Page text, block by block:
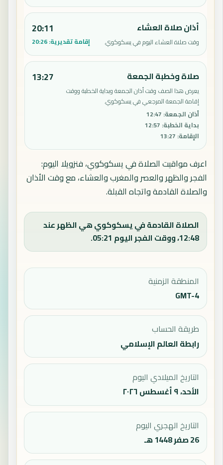
أذان صلاة العشاء
وقت صلاة العشاء اليوم في يسكوكوي.
20:11
إقامة تقديرية:20:26
صلاة وخطبة الجمعة
يعرض هذا الصف وقت أذان الجمعة وبداية الخطبة ووقت
إقامة الجمعة المرجعي في يسكوكوي.
أذان الجمعة:
12:47
بداية الخطبة:
12:57
الإقامة:
13:27
13:27
اعرف مواقيت الصلاة في يسكوكوي، فنزويلا اليوم:
الفجر والظهر والعصر والمغرب والعشاء، مع وقت الأذان
والصلاة القادمة واتجاه القبلة.
الصلاة القادمة في يسكوكوي هي الظهر عند
12:48، ووقت الفجر اليوم 05:21.
المنطقة الزمنية
GMT-4
طريقة الحساب
رابطة العالم الإسلامي
التاريخ الميلادي اليوم
الأحد، ٩ أغسطس ٢٠٢٦
التاريخ الهجري اليوم
26 صفر 1448 هـ